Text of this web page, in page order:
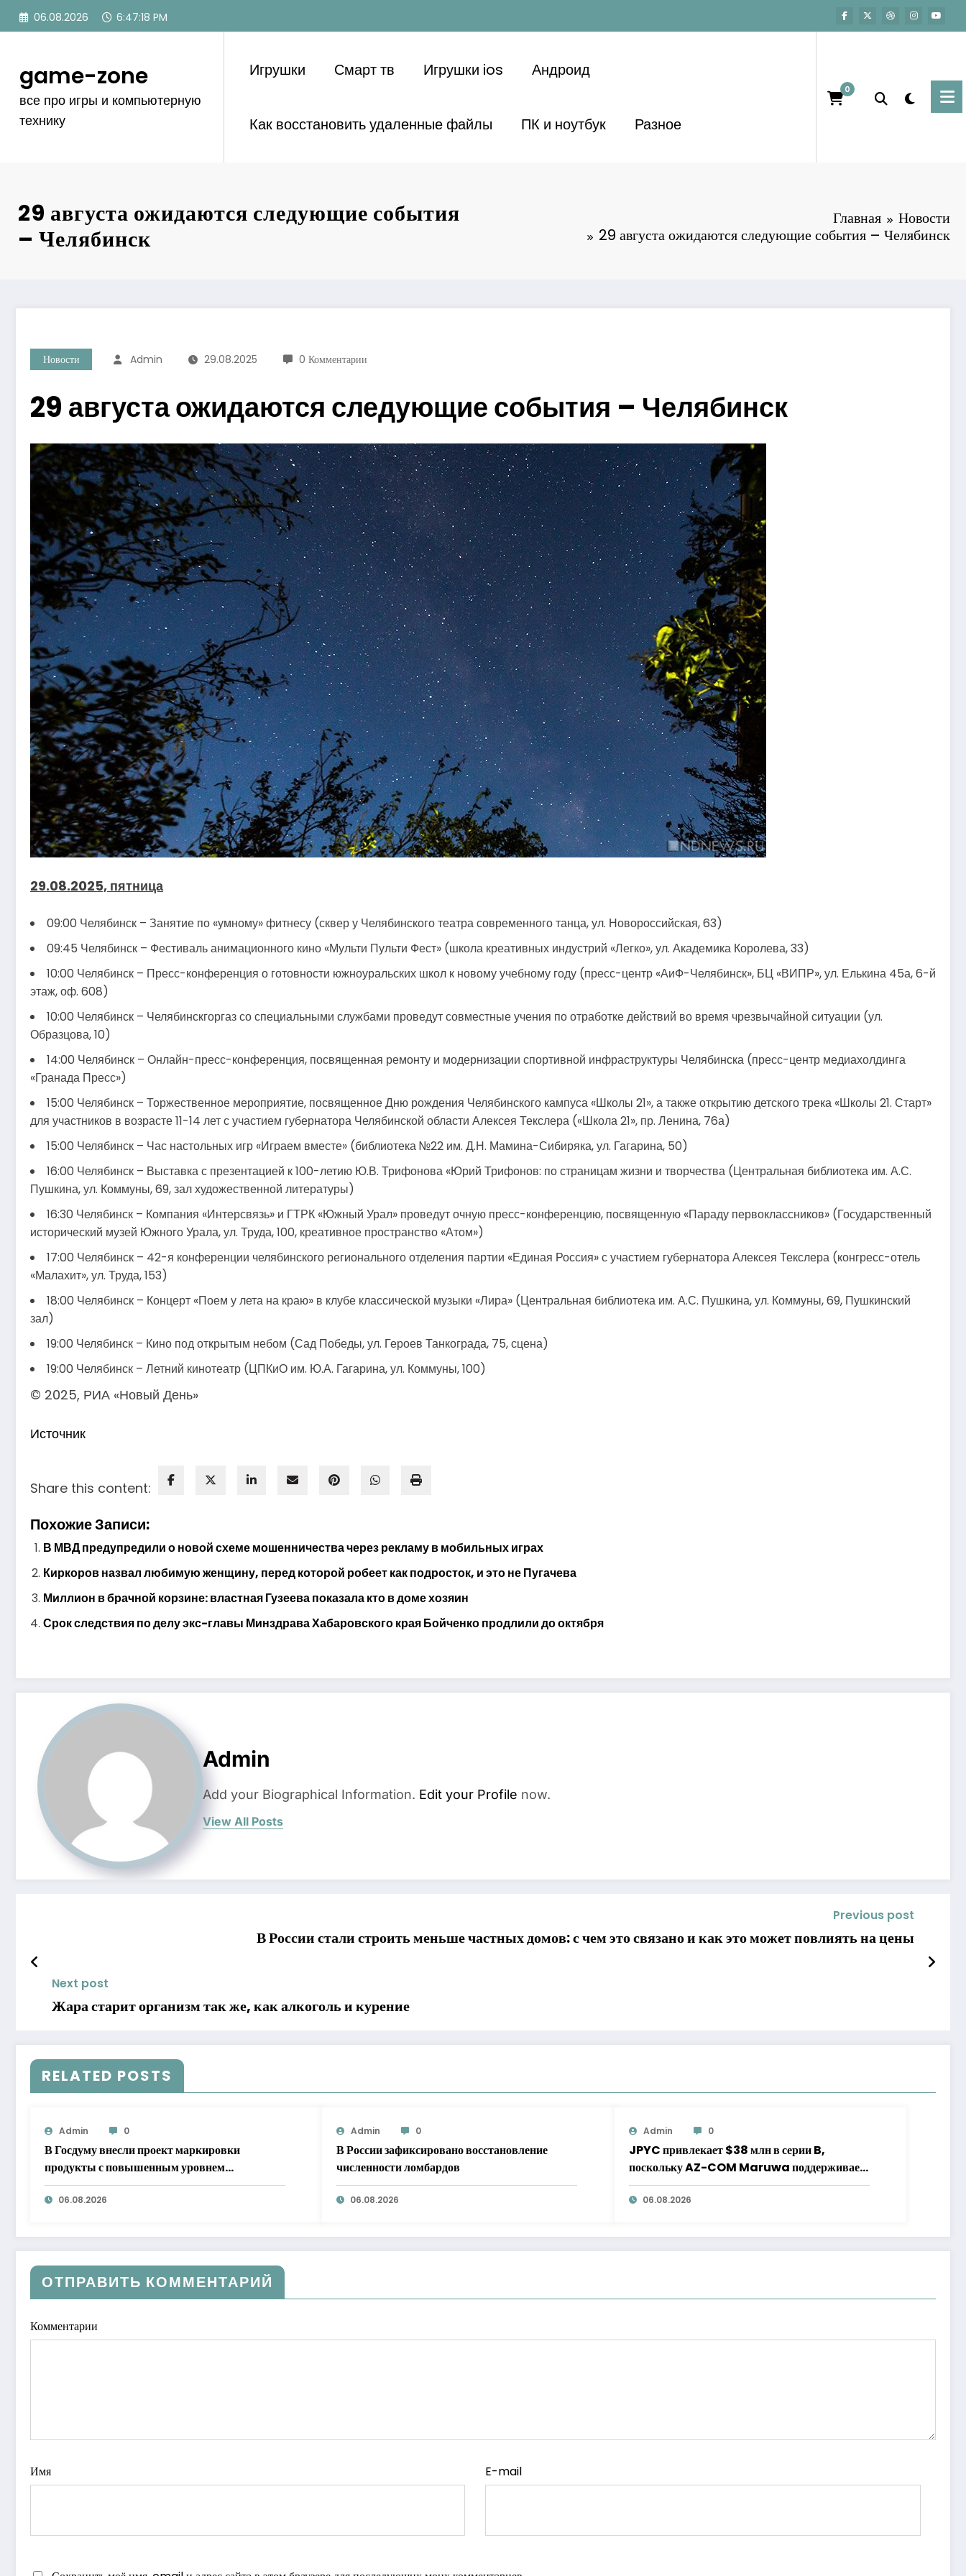
Перейти
06.08.2026 6:47:19 PM
game-zone
все про игры и компьютерную
технику
Игрушки Смарт тв Игрушки ios Андроид
Как восстановить удаленные файлы ПК и ноутбук Разное
0
29 августа ожидаются следующие события
– Челябинск
Главная
Новости
29 августа ожидаются следующие события – Челябинск
Новости Admin 29.08.2025 0 Комментарии
29 августа ожидаются следующие события – Челябинск
29.08.2025, пятница
09:00 Челябинск – Занятие по «умному» фитнесу (сквер у Челябинского театра современного танца, ул. Новороссийская, 63)
09:45 Челябинск – Фестиваль анимационного кино «Мульти Пульти Фест» (школа креативных индустрий «Легко», ул. Академика Королева, 33)
10:00 Челябинск – Пресс-конференция о готовности южноуральских школ к новому учебному году (пресс-центр «АиФ-Челябинск», БЦ «ВИПР», ул. Елькина 45а, 6-й
этаж, оф. 608)
10:00 Челябинск – Челябинскгоргаз со специальными службами проведут совместные учения по отработке действий во время чрезвычайной ситуации (ул.
Образцова, 10)
14:00 Челябинск – Онлайн-пресс-конференция, посвященная ремонту и модернизации спортивной инфраструктуры Челябинска (пресс-центр медиахолдинга
«Гранада Пресс»)
15:00 Челябинск – Торжественное мероприятие, посвященное Дню рождения Челябинского кампуса «Школы 21», а также открытию детского трека «Школы 21. Старт»
для участников в возрасте 11-14 лет с участием губернатора Челябинской области Алексея Текслера («Школа 21», пр. Ленина, 76а)
15:00 Челябинск – Час настольных игр «Играем вместе» (библиотека №22 им. Д.Н. Мамина-Сибиряка, ул. Гагарина, 50)
16:00 Челябинск – Выставка с презентацией к 100-летию Ю.В. Трифонова «Юрий Трифонов: по страницам жизни и творчества (Центральная библиотека им. А.С.
Пушкина, ул. Коммуны, 69, зал художественной литературы)
16:30 Челябинск – Компания «Интерсвязь» и ГТРК «Южный Урал» проведут очную пресс-конференцию, посвященную «Параду первоклассников» (Государственный
исторический музей Южного Урала, ул. Труда, 100, креативное пространство «Атом»)
17:00 Челябинск – 42-я конференции челябинского регионального отделения партии «Единая Россия» с участием губернатора Алексея Текслера (конгресс-отель
«Малахит», ул. Труда, 153)
18:00 Челябинск – Концерт «Поем у лета на краю» в клубе классической музыки «Лира» (Центральная библиотека им. А.С. Пушкина, ул. Коммуны, 69, Пушкинский
зал)
19:00 Челябинск – Кино под открытым небом (Сад Победы, ул. Героев Танкограда, 75, сцена)
19:00 Челябинск – Летний кинотеатр (ЦПКиО им. Ю.А. Гагарина, ул. Коммуны, 100)
© 2025, РИА «Новый День»
Источник
Share this content:
Похожие Записи:
В МВД предупредили о новой схеме мошенничества через рекламу в мобильных играх
Киркоров назвал любимую женщину, перед которой робеет как подросток, и это не Пугачева
Миллион в брачной корзине: властная Гузеева показала кто в доме хозяин
Срок следствия по делу экс-главы Минздрава Хабаровского края Бойченко продлили до октября
Admin
Add your Biographical Information. Edit your Profile now.
View All Posts
Previous post
В России стали строить меньше частных домов: с чем это связано и как это может повлиять на цены
Next post
Жара старит организм так же, как алкоголь и курение
RELATED POSTS
Admin 0
В Госдуму внесли проект маркировки
продукты с повышенным уровнем
добавленного сахара
06.08.2026
Admin 0
В России зафиксировано восстановление
численности ломбардов
06.08.2026
Admin 0
JPYC привлекает $38 млн в серии B,
поскольку AZ-COM Maruwa поддерживает
стейблкоин в иенах
06.08.2026
ОТПРАВИТЬ КОММЕНТАРИЙ
Комментарии
Имя E-mail